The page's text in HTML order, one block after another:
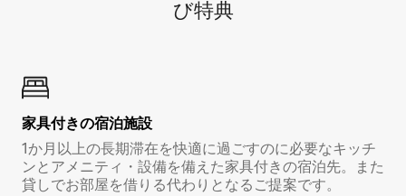
び特⁠典
家具付き⁠の宿⁠泊⁠施⁠設
1か月以上の長期滞在を快適に過ごすのに必要なキッチ
ンとアメニティ・設備を備えた家具付きの宿泊先。また
貸しでお部屋を借りる代わりとなるご提案です。